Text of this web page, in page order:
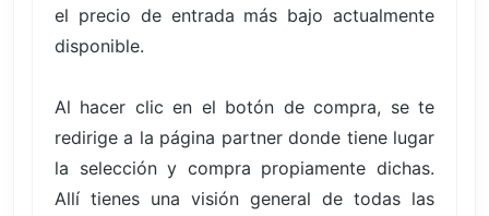
el precio de entrada más bajo actualmente
disponible.
Al hacer clic en el botón de compra, se te
redirige a la página partner donde tiene lugar
la selección y compra propiamente dichas.
Allí tienes una visión general de todas las